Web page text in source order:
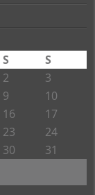
S
S
2
3
9
10
16
17
23
24
30 31